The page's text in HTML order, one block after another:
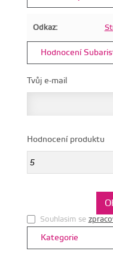
Odkaz:
Hodnocení
Tvůj e-mail
Hodnocení produktu
Souhlasim se
Kategorie